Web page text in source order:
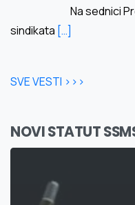
Na sednici
sindikata […]
SVE VESTI >>>
NOVI STATUT